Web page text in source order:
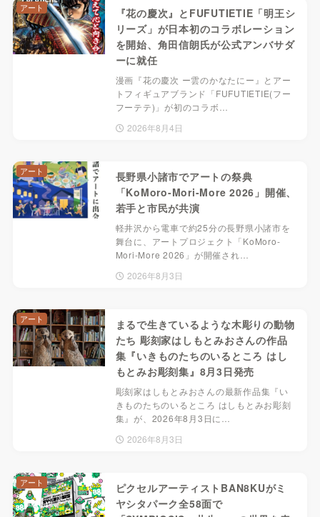
『花の慶次』とFUFUTIETIE「明王シ
リーズ」が日本初のコラボレーション
を開始、角田信朗氏が公式アンバサダ
ーに就任
漫画『花の慶次 ー雲のかなたにー』とアー
トフィギュアブランド「FUFUTIETIE(フー
フーテテ)」が初のコラボ…
2026年8月4日
アート
長野県小諸市でアートの祭典
「KoMoro-Mori-More 2026」開催、
若手と市民が共演
軽井沢から電車で約25分の長野県小諸市を
舞台に、アートプロジェクト「KoMoro-
Mori-More 2026」が開催され…
2026年8月3日
アート
まるで生きているような木彫りの動物
たち 彫刻家はしもとみおさんの作品
集『いきものたちのいるところ はし
もとみお彫刻集』8月3日発売
彫刻家はしもとみおさんの最新作品集『い
きものたちのいるところ はしもとみお彫刻
集』が、2026年8月3日に…
2026年8月3日
アート
ピクセルアーティストBAN8KUがミ
ヤシタパーク全58面で
アート